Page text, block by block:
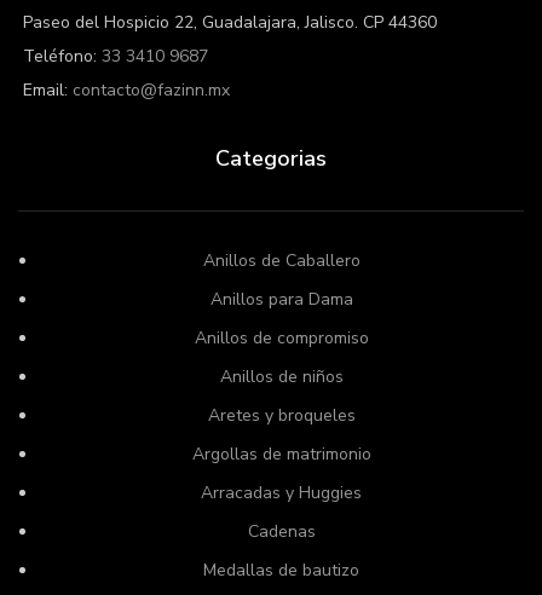
Paseo del Hospicio 22, Guadalajara, Jalisco. CP 44360
Teléfono: 33 3410 9687
Email: contacto@fazinn.mx
Categorias
Anillos de Caballero
Anillos para Dama
Anillos de compromiso
Anillos de niños
Aretes y broqueles
Argollas de matrimonio
Arracadas y Huggies
Cadenas
Medallas de bautizo